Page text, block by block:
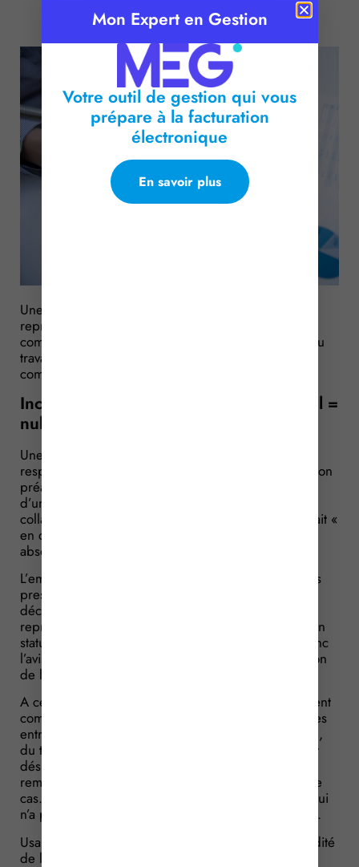
Publié le : 21 septembre 2016
Temps de lecture : 2 minutes
Une entreprise prononce le licenciement d’une
représentante du personnel après avis favorable du
comité d’entreprise et autorisation de l’inspecteur du
travail. Cependant, l’inspecteur du travail n’était pas
compétent et l’autorisation est annulée…
Incompétence de l’inspecteur du travail =
nullité du licenciement ?
Une salariée cadre, occupant les fonctions de
responsable d’agence, s’est absentée sans autorisation
préalable de son employeur pendant une période
d’une semaine. Elle a pris soin de demander à ses
collaborateurs de répondre à la direction qu’elle était «
en clientèle » au cas où elle s’inquièterait de son
absence.
L’employeur, apprenant cette combine mais aussi les
pressions qu’elle exerçait sur ses collaborateurs,
décide de sanctionner la salariée. Celle-ci étant
représentante élue du personnel, elle bénéficie d’un
statut de salariée protégée. L’employeur sollicite donc
l’avis favorable du comité d’entreprise et l’autorisation
de l’inspecteur du travail. Ce qu’il obtient.
A cette période, l’inspecteur du travail territorialement
compétent était en congés. Le Directeur régional des
entreprises, de la concurrence, de la consommation,
du travail et de l’emploi devait donc nominativement
désigner un inspecteur intérimaire (chargé de
remplacer l’inspecteur absent). Ce qui n’a pas été le
cas. Aussi, l’autorisation de l’inspecteur du travail (qui
n’a pas été régulièrement désigné) n’est pas valable.
Usant de cet argument, la salariée a contesté la validité
de l’autorisation administrative devant le juge
Mon Expert en Gestion
Votre outil de gestion qui vous
prépare à la facturation
électronique
En savoir plus